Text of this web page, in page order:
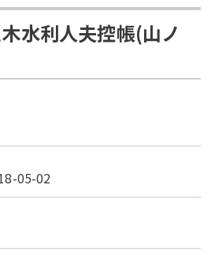
水利人夫控帳(山ノ
05-02